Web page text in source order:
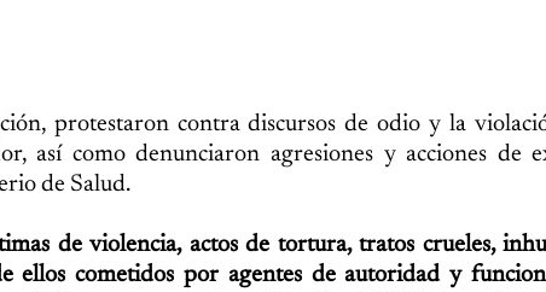
protestaron contra discursos de odio y la
así como denunciaron agresiones y acciones de
de Salud.
de violencia, actos de tortura, tratos crueles,
ellos cometidos por agentes de autoridad y